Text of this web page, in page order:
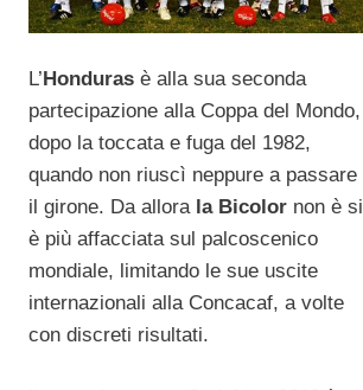
L’ Hondurasè alla sua seconda
partecipazione alla Coppa del Mondo,
dopo la toccata e fuga del 1982,
quando non riuscì neppure a passare
il girone. Da allora la Bicolornon è si
è più affacciata sul palcoscenico
mondiale, limitando le sue uscite
internazionali alla Concacaf, a volte
con discreti risultati.